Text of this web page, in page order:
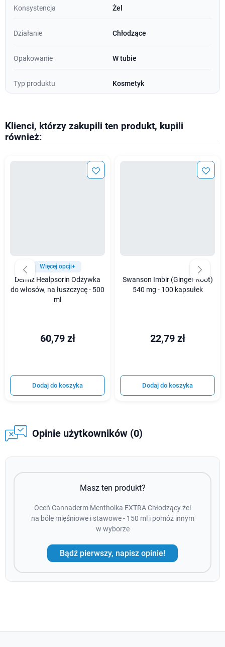
Konsystencja Żel
Działanie Chłodzące
Opakowanie W tubie
Typ produktu Kosmetyk
Klienci, którzy zakupili ten produkt, kupili
również:
Więcej opcji+
Dermz Healpsorin Odżywka
do włosów, na łuszczycę - 500
ml
60,79 zł
Dodaj do koszyka
Swanson Imbir (Ginger Root)
540 mg - 100 kapsułek
22,79 zł
Dodaj do koszyka
Opinie użytkowników (0)
Masz ten produkt?
Oceń Cannaderm Mentholka EXTRA Chłodzący żel
na bóle mięśniowe i stawowe - 150 ml i pomóż innym
w wyborze
Bądź pierwszy, napisz opinie!